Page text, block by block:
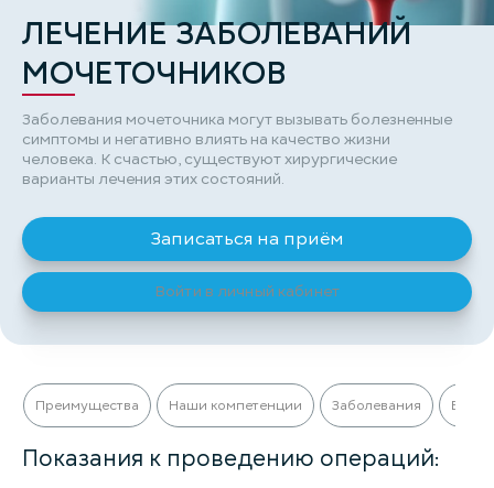
ЛЕЧЕНИЕ ЗАБОЛЕВАНИЙ
МОЧЕТОЧНИКОВ
Заболевания мочеточника могут вызывать болезненные
симптомы и негативно влиять на качество жизни
человека. К счастью, существуют хирургические
варианты лечения этих состояний.
Записаться на приём
Войти в личный кабинет
Преимущества Наши компетенции Заболевания Виды
Показания к проведению операций: